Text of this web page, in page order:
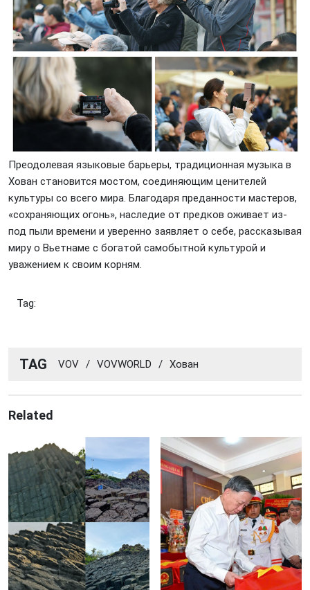
Преодолевая языковые барьеры, традиционная музыка в
Хован становится мостом, соединяющим ценителей
культуры со всего мира. Благодаря преданности мастеров,
«сохраняющих огонь», наследие от предков оживает из-
под пыли времени и уверенно заявляет о себе, рассказывая
миру о Вьетнаме с богатой самобытной культурой и
уважением к своим корням.
Tag:
TAG VOV / VOVWORLD / Хован
Related